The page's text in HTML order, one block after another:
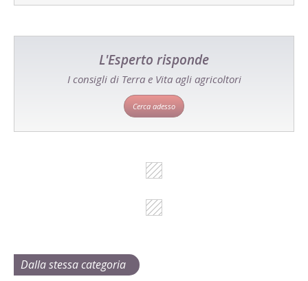
L'Esperto risponde
I consigli di Terra e Vita agli agricoltori
Cerca adesso
Dalla stessa categoria